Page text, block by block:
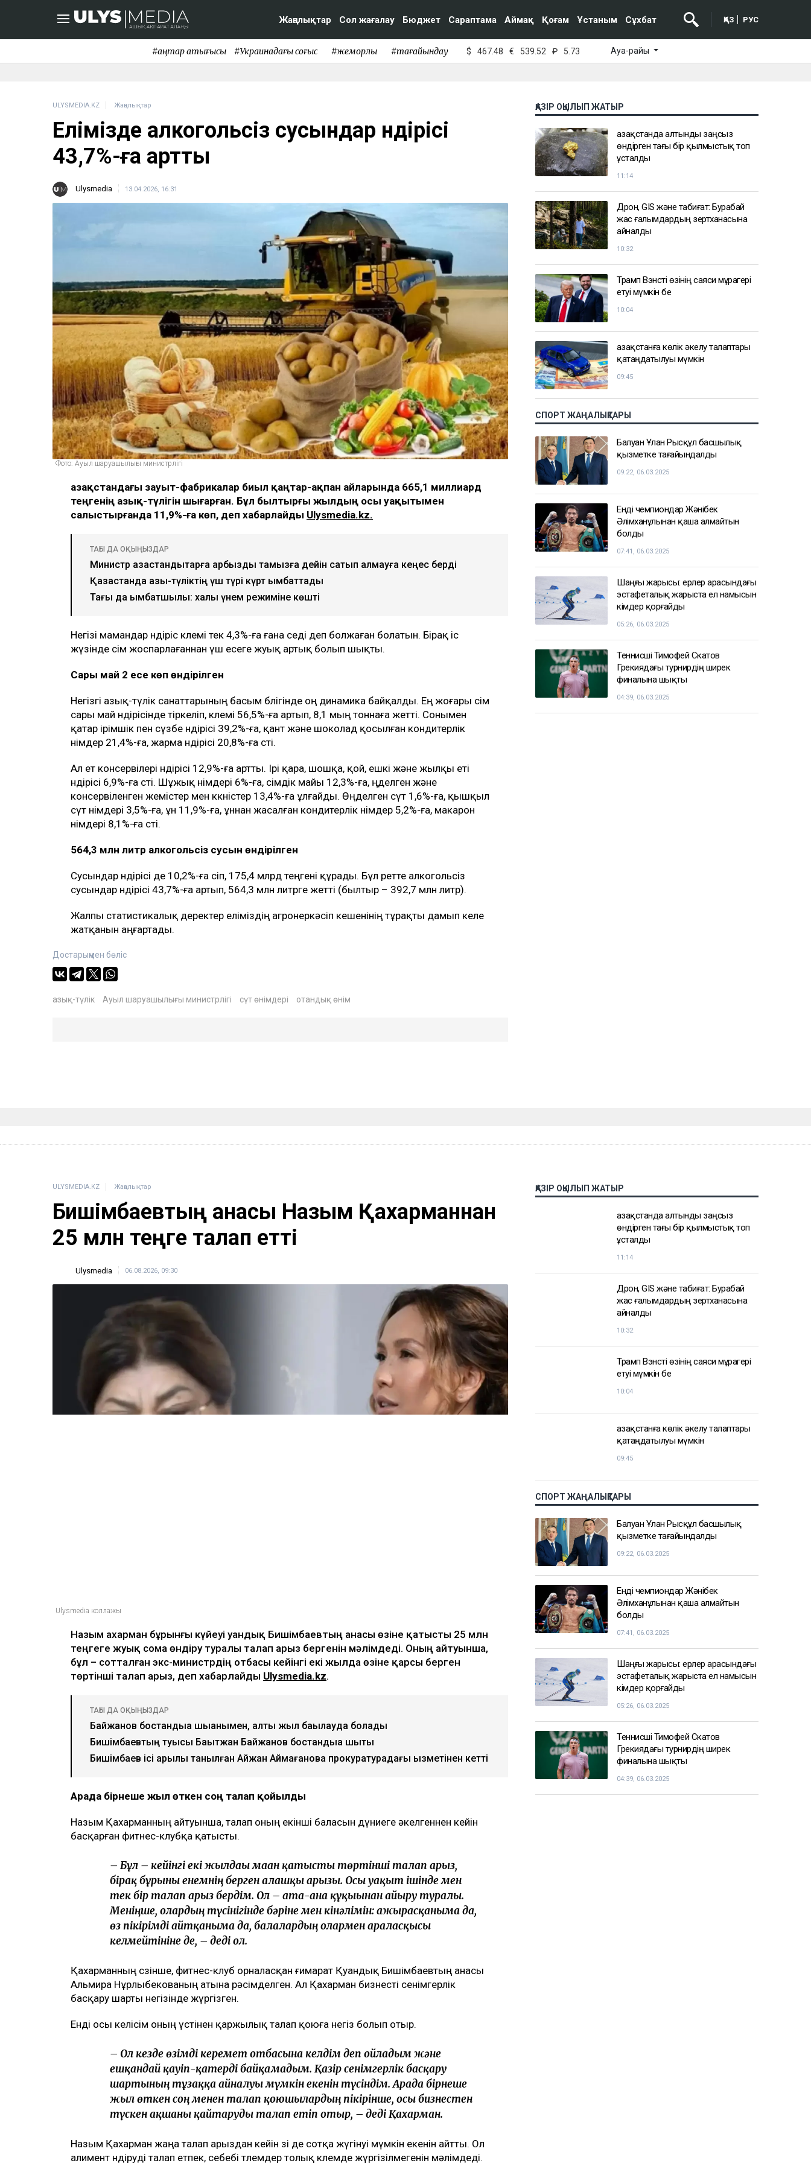
Жаңалықтар Сол жағалау Бюджет Сараптама Аймақ Қоғам Ұстаным Сұхбат ҚАЗ РУС
#қаңтар қақтығысы #Украинадағы соғыс #жемқорлық #тағайындау $ 467.48 € 539.52 ₽ 5.73 Ауа-райы
ULYSMEDIA.KZ Жаңалықтар
Елімізде алкогольсіз сусындар өндірісі
43,7%-ға артты
Ulysmedia 13.04.2026, 16:31
Фото: Ауыл шаруашылығы министрлігі
Қазақстандағы зауыт-фабрикалар биыл қаңтар-ақпан айларында 665,1 миллиард
теңгенің азық-түлігін шығарған. Бұл былтырғы жылдың осы уақытымен
салыстырғанда 11,9%-ға көп, деп хабарлайды Ulysmedia.kz.
ТАҒЫ ДА ОҚЫҢЫЗДАР
Министр қазақстандықтарға қарбызды тамызға дейін сатып алмауға кеңес берді
Қазақстанда азық-түліктің үш түрі күрт қымбаттады
Тағы да қымбатшылық: халық үнем режиміне көшті
Негізі мамандар өндіріс көлемі тек 4,3%-ға ғана өседі деп болжаған болатын. Бірақ іс
жүзінде өсім жоспарлағаннан үш есеге жуық артық болып шықты.
Сары май 2 есе көп өндірілген
Негізгі азық-түлік санаттарының басым бөлігінде оң динамика байқалды. Ең жоғары өсім
сары май өндірісінде тіркеліп, көлемі 56,5%-ға артып, 8,1 мың тоннаға жетті. Сонымен
қатар ірімшік пен сүзбе өндірісі 39,2%-ға, қант және шоколад қосылған кондитерлік
өнімдер 21,4%-ға, жарма өндірісі 20,8%-ға өсті.
Ал ет консервілері өндірісі 12,9%-ға артты. Ірі қара, шошқа, қой, ешкі және жылқы еті
өндірісі 6,9%-ға өсті. Шұжық өнімдері 6%-ға, өсімдік майы 12,3%-ға, өңделген және
консервіленген жемістер мен көкөністер 13,4%-ға ұлғайды. Өңделген сүт 1,6%-ға, қышқыл
сүт өнімдері 3,5%-ға, ұн 11,9%-ға, ұннан жасалған кондитерлік өнімдер 5,2%-ға, макарон
өнімдері 8,1%-ға өсті.
564,3 млн литр алкогольсіз сусын өндірілген
Сусындар өндірісі де 10,2%-ға өсіп, 175,4 млрд теңгені құрады. Бұл ретте алкогольсіз
сусындар өндірісі 43,7%-ға артып, 564,3 млн литрге жетті (былтыр – 392,7 млн литр).
Жалпы статистикалық деректер еліміздің агроөнеркәсіп кешенінің тұрақты дамып келе
жатқанын аңғартады.
Достарыңмен бөліс
азық-түлік Ауыл шаруашылығы министрлігі сүт өнімдері отандық өнім
ҚАЗІР ОҚЫЛЫП ЖАТЫР
Қазақстанда алтынды заңсыз
өндірген тағы бір қылмыстық топ
ұсталды
11:14
Дрон, GIS және табиғат: Бурабай
жас ғалымдардың зертханасына
айналды
10:32
Трамп Вэнсті өзінің саяси мұрагері
етуі мүмкін бе
10:04
Қазақстанға көлік әкелу талаптары
қатаңдатылуы мүмкін
09:45
СПОРТ ЖАҢАЛЫҚТАРЫ
Балуан Ұлан Рысқұл басшылық
қызметке тағайындалды
09:22, 06.03.2025
Енді чемпиондар Жәнібек
Әлімханұлынан қаша алмайтын
болды
07:41, 06.03.2025
Шаңғы жарысы: ерлер арасындағы
эстафеталық жарыста ел намысын
кімдер қорғайды
05:26, 06.03.2025
Теннисші Тимофей Скатов
Грекиядағы турнирдің ширек
финалына шықты
04:39, 06.03.2025